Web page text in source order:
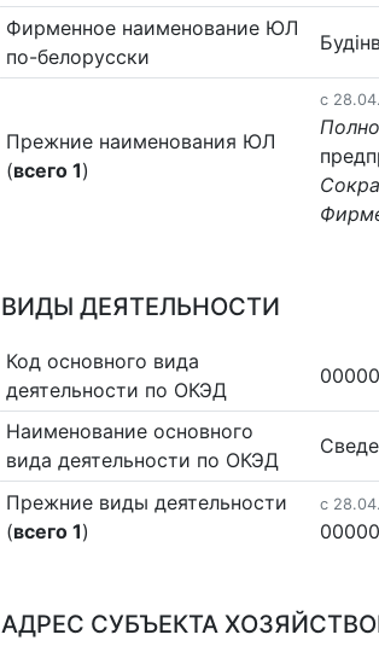
Фирменное наименование ЮЛ
по-белорусски
Прежние наименования ЮЛ
(всего 1)
c
ВИДЫ ДЕЯТЕЛЬНОСТИ
Код основного вида
деятельности по ОКЭД
00000
Наименование основного
вида деятельности по ОКЭД
Прежние виды деятельности
(всего 1)
c
АДРЕС СУБЪЕКТА